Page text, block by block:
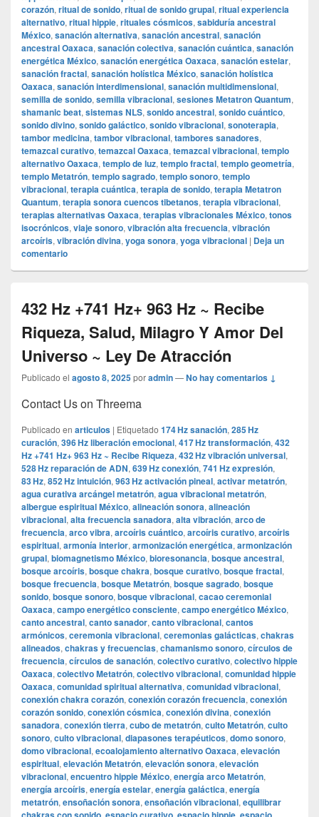
corazón, ritual de sonido, ritual de sonido grupal, ritual experiencia
alternativo, ritual hippie, rituales cósmicos, sabiduría ancestral
México, sanación alternativa, sanación ancestral, sanación
ancestral Oaxaca, sanación colectiva, sanación cuántica, sanación
energética México, sanación energética Oaxaca, sanación estelar,
sanación fractal, sanación holística México, sanación holística
Oaxaca, sanación interdimensional, sanación multidimensional,
semilla de sonido, semilla vibracional, sesiones Metatron Quantum,
shamanic beat, sistemas NLS, sonido ancestral, sonido cuántico,
sonido divino, sonido galáctico, sonido vibracional, sonoterapia,
tambor medicina, tambor vibracional, tambores sanadores,
temazcal curativo, temazcal Oaxaca, temazcal vibracional, templo
alternativo Oaxaca, templo de luz, templo fractal, templo geometría,
templo Metatrón, templo sagrado, templo sonoro, templo
vibracional, terapia cuántica, terapia de sonido, terapia Metatron
Quantum, terapia sonora cuencos tibetanos, terapia vibracional,
terapias alternativas Oaxaca, terapias vibracionales México, tonos
isocrónicos, viaje sonoro, vibración alta frecuencia, vibración
arcoíris, vibración divina, yoga sonora, yoga vibracional | Deja un
comentario
432 Hz +741 Hz+ 963 Hz ~ Recibe
Riqueza, Salud, Milagro Y Amor Del
Universo ~ Ley De Atracción
Publicado el agosto 8, 2025poradmin—No hay comentarios ↓
Contact Us on Threema
Publicado en articulos | Etiquetado 174 Hz sanación, 285 Hz
curación, 396 Hz liberación emocional, 417 Hz transformación, 432
Hz +741 Hz+ 963 Hz ~ Recibe Riqueza, 432 Hz vibración universal,
528 Hz reparación de ADN, 639 Hz conexión, 741 Hz expresión,
83 Hz, 852 Hz intuición, 963 Hz activación pineal, activar metatrón,
agua curativa arcángel metatrón, agua vibracional metatrón,
albergue espiritual México, alineación sonora, alineación
vibracional, alta frecuencia sanadora, alta vibración, arco de
frecuencia, arco vibra, arcoíris cuántico, arcoíris curativo, arcoíris
espiritual, armonía interior, armonización energética, armonización
grupal, biomagnetismo México, bioresonancia, bosque ancestral,
bosque arcoíris, bosque chakra, bosque curativo, bosque fractal,
bosque frecuencia, bosque Metatrón, bosque sagrado, bosque
sonido, bosque sonoro, bosque vibracional, cacao ceremonial
Oaxaca, campo energético consciente, campo energético México,
canto ancestral, canto sanador, canto vibracional, cantos
armónicos, ceremonia vibracional, ceremonias galácticas, chakras
alineados, chakras y frecuencias, chamanismo sonoro, círculos de
frecuencia, círculos de sanación, colectivo curativo, colectivo hippie
Oaxaca, colectivo Metatrón, colectivo vibracional, comunidad hippie
Oaxaca, comunidad spiritual alternativa, comunidad vibracional,
conexión chakra corazón, conexión corazón frecuencia, conexión
corazón sonido, conexión cósmica, conexión divina, conexión
sanadora, conexión tierra, cubo de metatrón, culto Metatrón, culto
sonoro, culto vibracional, diapasones terapéuticos, domo sonoro,
domo vibracional, ecoalojamiento alternativo Oaxaca, elevación
espiritual, elevación Metatrón, elevación sonora, elevación
vibracional, encuentro hippie México, energía arco Metatrón,
energía arcoíris, energía estelar, energía galáctica, energía
metatrón, ensoñación sonora, ensoñación vibracional, equilibrar